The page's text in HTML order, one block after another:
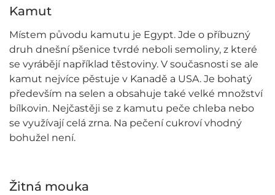
Kamut
Místem původu kamutu je Egypt. Jde o příbuzný
druh dnešní pšenice tvrdé neboli semoliny, z které
se vyrábějí například těstoviny. V současnosti se ale
kamut nejvíce pěstuje v Kanadě a USA. Je bohatý
především na selen a obsahuje také velké množství
bílkovin. Nejčastěji se z kamutu peče chleba nebo
se využívají celá zrna. Na pečení cukroví vhodný
bohužel není.
Žitná mouka